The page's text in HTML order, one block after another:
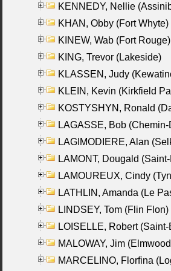
KENNEDY, Nellie
KHAN, Obby (Fort Whyte)
KINEW, Wab (Fort Rouge)
KING, Trevor (Lakeside)
KLASSEN, Judy
KLEIN, Kevin (Kirkfield
KOSTYSHYN, Ronald
LAGASSE, Bob
LAGIMODIERE, Alan
LAMONT, Dougald
LAMOUREUX, Cindy
LATHLIN, Amanda (Le
LINDSEY, Tom (Flin Flon)
LOISELLE, Robert
MALOWAY, Jim
MARCELINO, Florfina